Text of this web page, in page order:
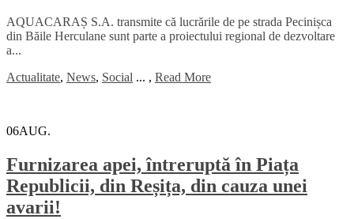
AQUACARAȘ S.A. transmite că lucrările de pe strada Pecinișca
din Băile Herculane sunt parte a proiectului regional de dezvoltare
a...
Actualitate, News, Social ... , Read More
06AUG.
Furnizarea apei, întreruptă în Piața
Republicii, din Reșița, din cauza unei
avarii!